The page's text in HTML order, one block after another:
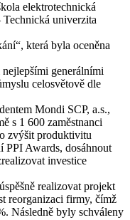
elektrotechnická
Technická univerzita
která byla oceněna
generálními
celosvětově dle
Mondi SCP, a.s.,
s 1 600 zaměstnanci
zvýšit produktivitu
PPI Awards, dosáhnout
investice
realizovat projekt
reorganizaci firmy, čímž
Následně byly schváleny